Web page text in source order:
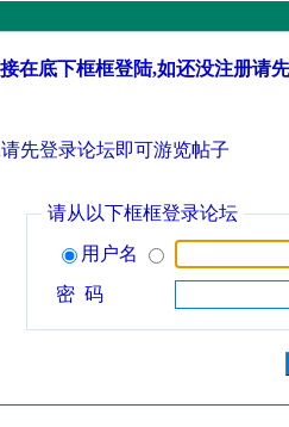
在底下框框登陆,如还没注册请
先登录论坛即可游览帖子
请从以下框框登录论坛
用户名
密 码